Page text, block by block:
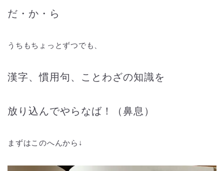
だ・か・ら
うちもちょっとずつでも、
漢字、慣用句、ことわざの知識を
放り込んでやらなば！（鼻息）
まずはこのへんから↓